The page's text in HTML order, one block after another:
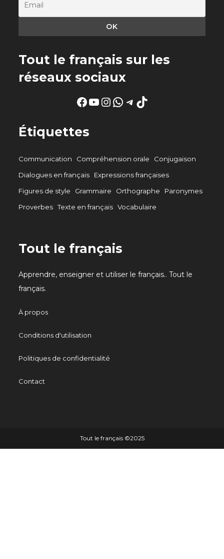
Tout le français sur les
réseaux sociaux
Facebook
YouTube
Instagram
WhatsApp
Telegram
TikTok
Étiquettes
Communication Compréhension orale
Conjugaison
Dialogues en français
Expressions françaises
Figures de style
Grammaire Orthographe
Paronymes
Proverbes Texte en français Vocabulaire
Tout le français
Apprendre, enseigner et utiliser le français.. Tout le
français.
À propos
Conditions d'utilisation
Politiques de confidentialité
Contact
Tout le français ©️2025